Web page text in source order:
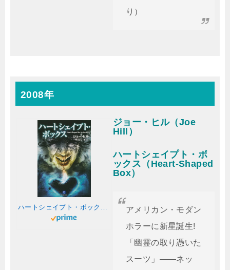
り）
2008年
ハートシェイプト・ボックス〔小学館文庫〕
ジョー・ヒル（Joe
Hill）
ハートシェイプト・ボ
ックス（Heart-Shaped
Box）
アメリカン・モダン
ホラーに新星誕生!
「幽霊の取り憑いた
スーツ」――ネッ